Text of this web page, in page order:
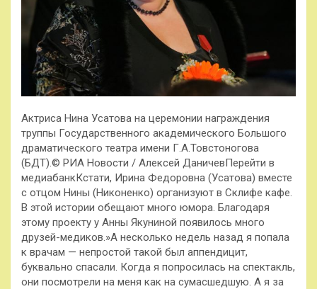
Актриса Нина Усатова на церемонии награждения
труппы Государственного академического Большого
драматического театра имени Г.А.Товстоногова
(БДТ).© РИА Новости / Алексей ДаничевПерейти в
медиабанкКстати, Ирина Федоровна (Усатова) вместе
с отцом Нины (Никоненко) организуют в Склифе кафе.
В этой истории обещают много юмора. Благодаря
этому проекту у Анны Якуниной появилось много
друзей-медиков.»А несколько недель назад я попала
к врачам — непростой такой был аппендицит,
буквально спасали. Когда я попросилась на спектакль,
они посмотрели на меня как на сумасшедшую. А я за